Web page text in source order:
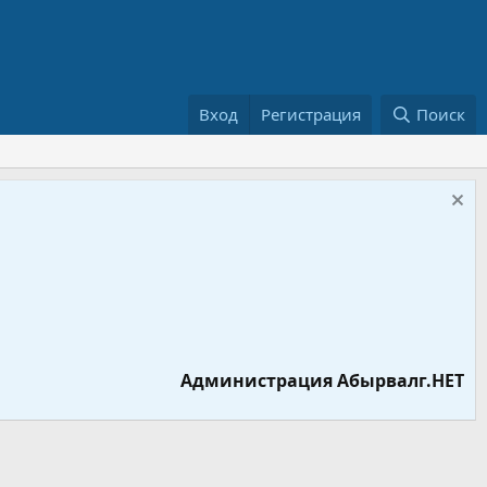
Вход Регистрация Поиск
Администрация Абырвалг.НЕТ